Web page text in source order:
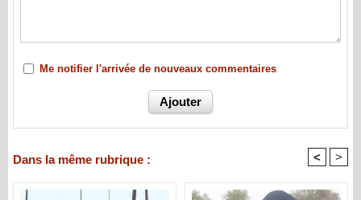
Me notifier l'arrivée de nouveaux commentaires
Dans la même rubrique : < >